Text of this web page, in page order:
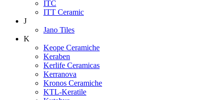
ITC
ITT Ceramic
J
Jano Tiles
K
Keope Ceramiche
Keraben
Kerlife Ceramicas
Kerranova
Kronos Ceramiche
KTL-Keratile